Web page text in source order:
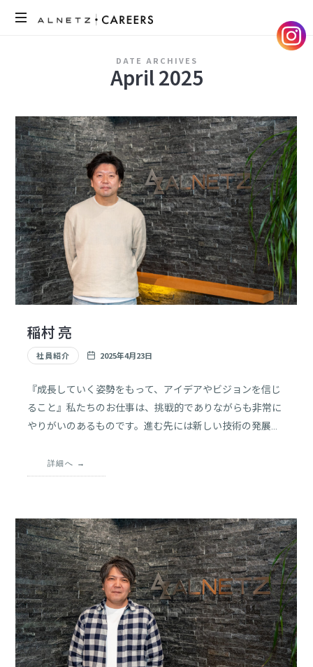
の
採
用
サ
イ
ト
で
す。
メ
ン
バ
ー
紹
介
を
心
に、
用
す
報
を
発
信
し
ま
す。
DATE ARCHIVES
April 2025
稲村 亮
社員紹介 2025年4月23日
『成長していく姿勢をもって、アイデアやビジョンを信じ
ること』私たちのお仕事は、挑戦的でありながらも非常に
やりがいのあるものです。進む先には新しい技術の発展、
ています。最初の一歩が難しいかもしれませんが、努力と
詳細へ